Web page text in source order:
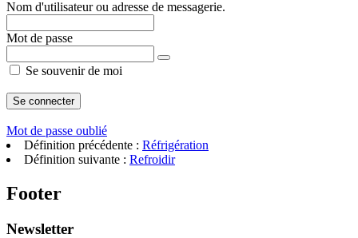
Nom d'utilisateur ou adresse de messagerie.
Mot de passe
Se souvenir de moi
Mot de passe oublié
Définition précédente : Réfrigération
Définition suivante : Refroidir
Footer
Newsletter